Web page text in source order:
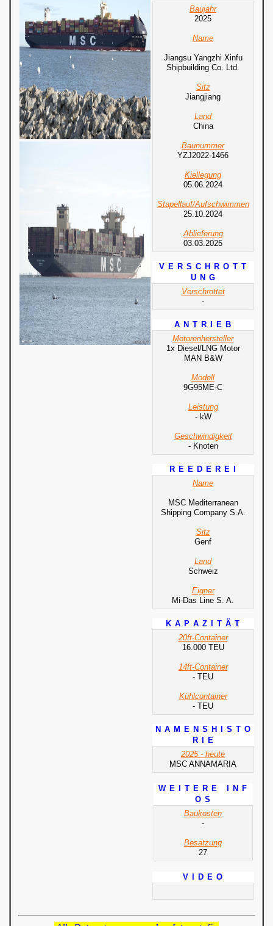
Baujahr
2025
Name
Jiangsu Yangzhi Xinfu
Shipbuilding Co. Ltd.
Sitz
Jiangjiang
Land
China
Baunummer
YZJ2022-1466
Kiellegung
05.06.2024
Stapellauf/Aufschwimmen
25.10.2024
Ablieferung
03.03.2025
V E R S C H R O T T
U N G
Verschrottet
-
A N T R I E B
Motorenhersteller
1x Diesel/LNG Motor
MAN B&W
Modell
9G95ME-C
Leistung
- kW
Geschwindigkeit
- Knoten
R E E D E R E I
Name
MSC Mediterranean
Shipping Company S.A.
Sitz
Genf
Land
Schweiz
Eigner
Mi-Das Line S. A.
K A P A Z I T Ä T
20ft-Container
16.000 TEU
14ft-Container
- TEU
Kühlcontainer
- TEU
N A M E N S H I S T O
R I E
2025 - heute
MSC ANNAMARIA
W E I T E R E I N F
O S
Baukosten
-
Besatzung
27
V I D E O